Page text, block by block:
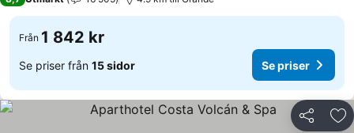
Från 1 842 kr
Se priser från 15 sidor Se priser
Dela